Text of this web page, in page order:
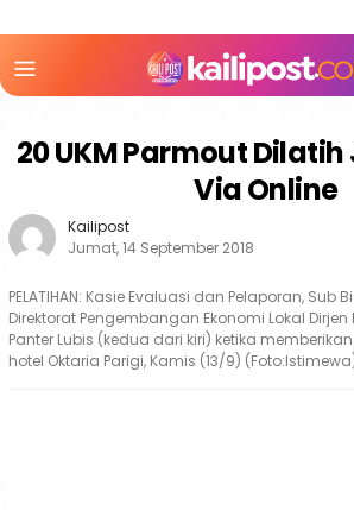
Mobile
20 UKM Parmout
Via Online
Kailipost
Jumat, 14 September 2018
PELATIHAN: Kasie Evaluasi dan Pelaporan, Sub
Direktorat Pengembangan Ekonomi Lokal Dirjen
Panter Lubis (kedua dari kiri) ketika
hotel Oktaria Parigi, Kamis (13/9)